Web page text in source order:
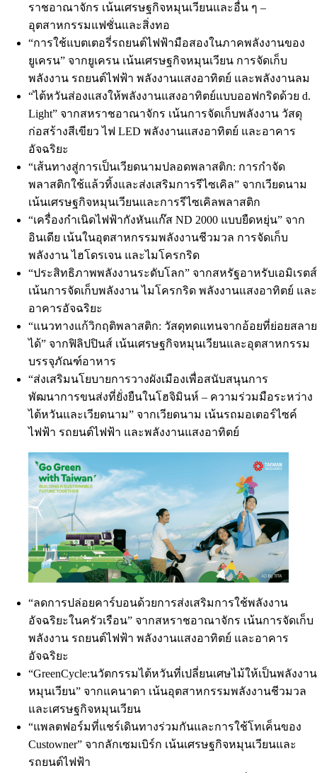
ราชอาณาจักร เน้นเศรษฐกิจหมุนเวียนและอื่น ๆ –
อุตสาหกรรมแฟชั่นและสิ่งทอ
“การใช้แบตเตอรี่รถยนต์ไฟฟ้ามือสองในภาคพลังงานของ
ยูเครน” จากยูเครน เน้นเศรษฐกิจหมุนเวียน การจัดเก็บ
พลังงาน รถยนต์ไฟฟ้า พลังงานแสงอาทิตย์ และพลังงานลม
“ไต้หวันส่องแสงให้พลังงานแสงอาทิตย์แบบออฟกริดด้วย d.
Light” จากสหราชอาณาจักร เน้นการจัดเก็บพลังงาน วัสดุ
ก่อสร้างสีเขียว ไฟ LED พลังงานแสงอาทิตย์ และอาคาร
อัจฉริยะ
“เส้นทางสู่การเป็นเวียดนามปลอดพลาสติก: การกำจัด
พลาสติกใช้แล้วทิ้งและส่งเสริมการรีไซเคิล” จากเวียดนาม
เน้นเศรษฐกิจหมุนเวียนและการรีไซเคิลพลาสติก
“เครื่องกำเนิดไฟฟ้ากังหันแก๊ส ND 2000 แบบยืดหยุ่น” จาก
อินเดีย เน้นในอุตสาหกรรมพลังงานชีวมวล การจัดเก็บ
พลังงาน ไฮโดรเจน และไมโครกริด
“ประสิทธิภาพพลังงานระดับโลก” จากสหรัฐอาหรับเอมิเรตส์
เน้นการจัดเก็บพลังงาน ไมโครกริด พลังงานแสงอาทิตย์ และ
อาคารอัจฉริยะ
“แนวทางแก้วิกฤติพลาสติก: วัสดุทดแทนจากอ้อยที่ย่อยสลาย
ได้” จากฟิลิปปินส์ เน้นเศรษฐกิจหมุนเวียนและอุตสาหกรรม
บรรจุภัณฑ์อาหาร
“ส่งเสริมนโยบายการวางผังเมืองเพื่อสนับสนุนการ
พัฒนาการขนส่งที่ยั่งยืนในโฮจิมินห์ – ความร่วมมือระหว่าง
ไต้หวันและเวียดนาม” จากเวียดนาม เน้นรถมอเตอร์ไซค์
ไฟฟ้า รถยนต์ไฟฟ้า และพลังงานแสงอาทิตย์
“ลดการปล่อยคาร์บอนด้วยการส่งเสริมการใช้พลังงาน
อัจฉริยะในครัวเรือน” จากสหราชอาณาจักร เน้นการจัดเก็บ
พลังงาน รถยนต์ไฟฟ้า พลังงานแสงอาทิตย์ และอาคาร
อัจฉริยะ
“GreenCycle:นวัตกรรมไต้หวันที่เปลี่ยนเศษไม้ให้เป็นพลังงาน
หมุนเวียน” จากแคนาดา เน้นอุตสาหกรรมพลังงานชีวมวล
และเศรษฐกิจหมุนเวียน
“แพลตฟอร์มที่แชร์เดินทางร่วมกันและการใช้โทเค็นของ
Custowner” จากลักเซมเบิร์ก เน้นเศรษฐกิจหมุนเวียนและ
รถยนต์ไฟฟ้า